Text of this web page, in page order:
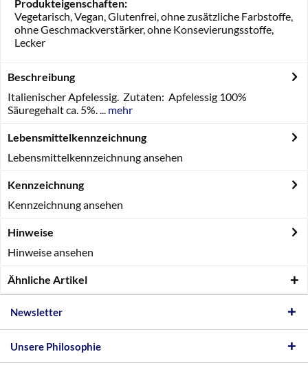
Produkteigenschaften:
Vegetarisch, Vegan, Glutenfrei, ohne zusätzliche Farbstoffe,
ohne Geschmackverstärker, ohne Konsevierungsstoffe,
Lecker
Beschreibung
Italienischer Apfelessig. Zutaten: Apfelessig 100%
Säuregehalt ca. 5%. ... mehr
Lebensmittelkennzeichnung
Lebensmittelkennzeichnung ansehen
Kennzeichnung
Kennzeichnung ansehen
Hinweise
Hinweise ansehen
Ähnliche Artikel
Newsletter
Unsere Philosophie